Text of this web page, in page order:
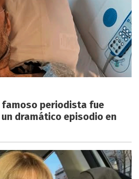
famoso periodista fue
dramático episodio en